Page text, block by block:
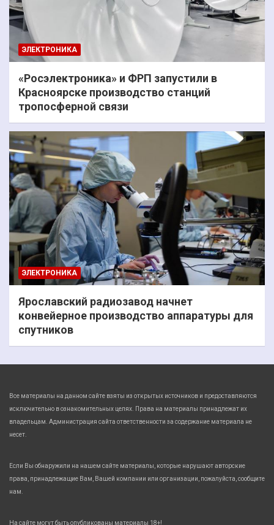
ЭЛЕКТРОНИКА
«Росэлектроника» и ФРП запустили в
Красноярске производство станций
тропосферной связи
ЭЛЕКТРОНИКА
Ярославский радиозавод начнет
конвейерное производство аппаратуры для
спутников
Все материалы на данном сайте взяты из открытых источников и предоставляются
исключительно в ознакомительных целях. Права на материалы принадлежат их
владельцам. Администрация сайта ответственности за содержание материала не
несет.
Если Вы обнаружили на нашем сайте материалы, которые нарушают авторские
права, принадлежащие Вам, Вашей компании или организации, пожалуйста, сообщите
нам.
На сайте могут быть опубликованы материалы 18+!